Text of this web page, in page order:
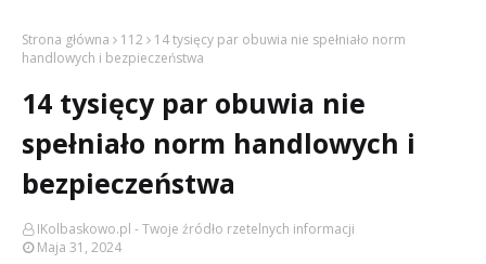
Strona główna 112
14 tysięcy par obuwia nie spełniało norm
handlowych i bezpieczeństwa
14 tysięcy par obuwia nie
spełniało norm handlowych i
bezpieczeństwa
IKolbaskowo.pl - Twoje źródło rzetelnych informacji
Maja 31, 2024